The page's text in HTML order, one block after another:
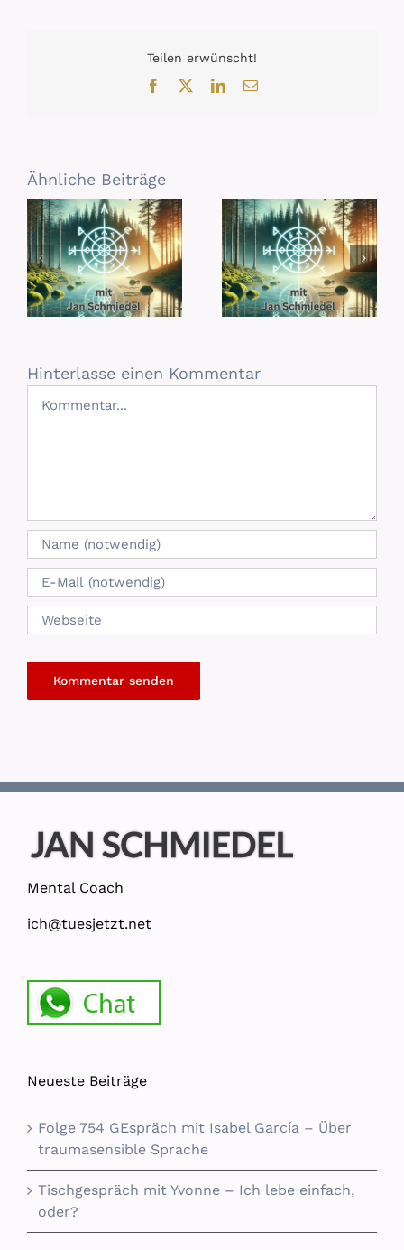
Teilen erwünscht!
Facebook
LinkedIn
E-
Ähnliche Beiträge
Hinterlasse einen Kommentar
Mental Coach
ich@tuesjetzt.net
Neueste Beiträge
Folge 754 GEspräch mit Isabel García – Über
traumasensible Sprache
Tischgespräch mit Yvonne – Ich lebe einfach,
oder?